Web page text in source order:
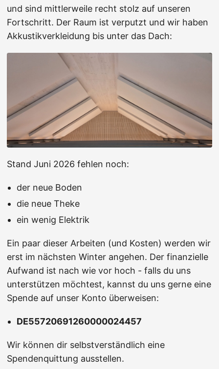
und sind mittlerweile recht stolz auf unseren
Fortschritt. Der Raum ist verputzt und wir haben
Akkustikverkleidung bis unter das Dach:
Stand Juni 2026 fehlen noch:
der neue Boden
die neue Theke
ein wenig Elektrik
Ein paar dieser Arbeiten (und Kosten) werden wir
erst im nächsten Winter angehen. Der finanzielle
Aufwand ist nach wie vor hoch - falls du uns
unterstützen möchtest, kannst du uns gerne eine
Spende auf unser Konto überweisen:
DE55720691260000024457
Wir können dir selbstverständlich eine
Spendenquittung ausstellen.